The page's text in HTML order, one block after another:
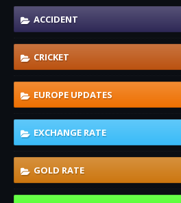
ACCIDENT
CRICKET
EUROPE UPDATES
EXCHANGE RATE
GOLD RATE